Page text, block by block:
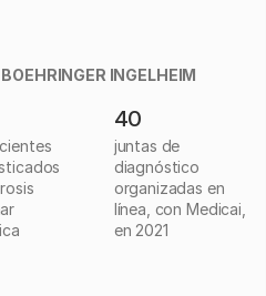
INGELHEIM
40
juntas de
diagnóstico
organizadas en
línea, con Medicai,
en 2021